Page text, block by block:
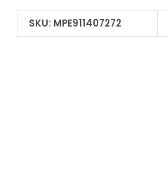
SKU: MPE911407272